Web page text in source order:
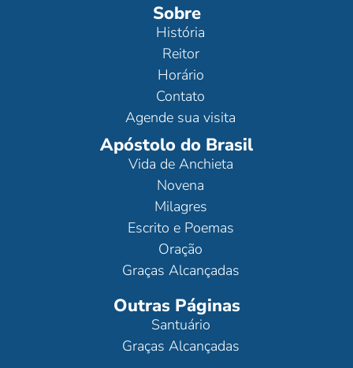
Sobre
História
Reitor
Horário
Contato
Agende sua visita
Apóstolo do Brasil
Vida de Anchieta
Novena
Milagres
Escrito e Poemas
Oração
Graças Alcançadas
Outras Páginas
Santuário
Graças Alcançadas